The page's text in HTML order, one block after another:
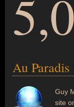
Au Paradis
Guy
site